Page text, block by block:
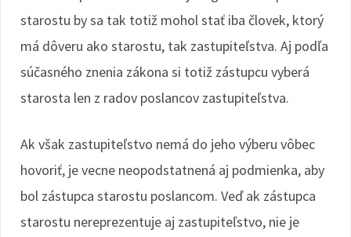
starostu by sa tak totiž mohol stať iba človek, ktorý
má dôveru ako starostu, tak zastupiteľstva. Aj podľa
súčasného znenia zákona si totiž zástupcu vyberá
starosta len z radov poslancov zastupiteľstva.
Ak však zastupiteľstvo nemá do jeho výberu vôbec
hovoriť, je vecne neopodstatnená aj podmienka, aby
bol zástupca starostu poslancom. Veď ak zástupca
starostu nereprezentuje aj zastupiteľstvo, nie je